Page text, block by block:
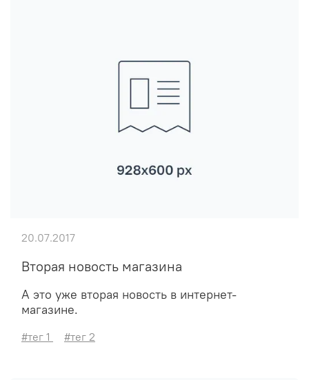
Вторая новость магазина
А это уже вторая новость в интернет-
магазине.
20.07.2017
#тег 1 #тег 2